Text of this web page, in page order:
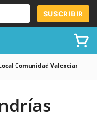
SUSCRIBIR
Comunidad Valenciana En